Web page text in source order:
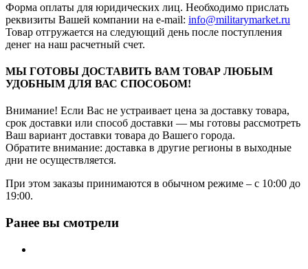
Форма оплаты для юридических лиц. Необходимо прислать
реквизиты Вашей компании на е-mail: info@militarymarket.ru
Товар отгружается на следующий день после поступления
денег на наш расчетный счет.
МЫ ГОТОВЫ ДОСТАВИТЬ ВАМ ТОВАР ЛЮБЫМ
УДОБНЫМ ДЛЯ ВАС СПОСОБОМ!
Внимание! Если Вас не устраивает цена за доставку товара,
срок доставки или способ доставки — мы готовы рассмотреть
Ваш вариант доставки товара до Вашего города.
Обратите внимание: доставка в другие регионы в выходные
дни не осуществляется.
При этом заказы принимаются в обычном режиме – с 10:00 до
19:00.
Ранее вы смотрели